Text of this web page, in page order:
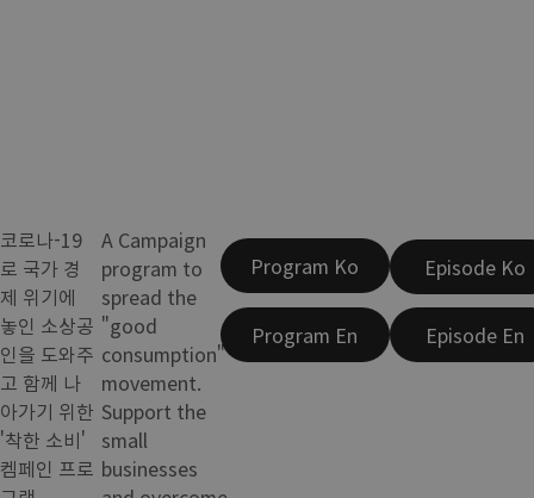
코로나-19
로 국가 경
제 위기에
놓인 소상공
인을 도와주
고 함께 나
아가기 위한
'착한 소비'
켐페인 프로
A Campaign
program to
spread the
"good
consumption"
movement.
Support the
small
businesses
Program Ko
Program En
Episode Ko
Episode En